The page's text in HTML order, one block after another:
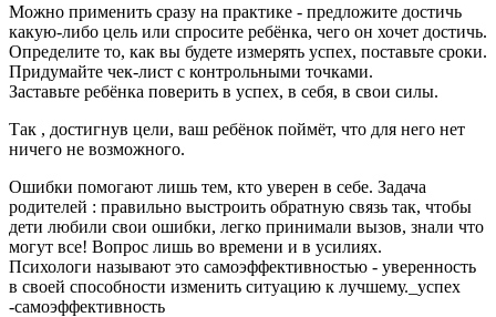
Можно применить сразу на практике - предложите достичь
какую-либо цель или спросите ребёнка, чего он хочет достичь.
Определите то, как вы будете измерять успех, поставьте сроки.
Придумайте чек-лист с контрольными точками.
Заставьте ребёнка поверить в успех, в себя, в свои силы.
Так , достигнув цели, ваш ребёнок поймёт, что для него нет
ничего не возможного.
Ошибки помогают лишь тем, кто уверен в себе. Задача
родителей : правильно выстроить обратную связь так, чтобы
дети любили свои ошибки, легко принимали вызов, знали что
могут все! Вопрос лишь во времени и в усилиях.
Психологи называют это самоэффективностью - уверенность
в своей способности изменить ситуацию к лучшему._успех
-самоэффективность